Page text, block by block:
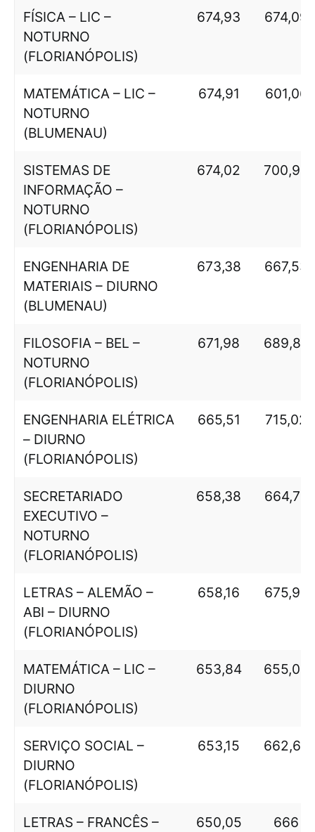
FÍSICA – LIC –
NOTURNO
(FLORIANÓPOLIS)
674,93 674,09
MATEMÁTICA – LIC –
NOTURNO
(BLUMENAU)
674,91 601,06
SISTEMAS DE
INFORMAÇÃO –
NOTURNO
(FLORIANÓPOLIS)
674,02 700,92
ENGENHARIA DE
MATERIAIS – DIURNO
(BLUMENAU)
673,38 667,53
FILOSOFIA – BEL –
NOTURNO
(FLORIANÓPOLIS)
671,98 689,85
ENGENHARIA ELÉTRICA
– DIURNO
(FLORIANÓPOLIS)
665,51 715,02
SECRETARIADO
EXECUTIVO –
NOTURNO
(FLORIANÓPOLIS)
658,38 664,78
LETRAS – ALEMÃO –
ABI – DIURNO
(FLORIANÓPOLIS)
658,16 675,95
MATEMÁTICA – LIC –
DIURNO
(FLORIANÓPOLIS)
653,84 655,04
SERVIÇO SOCIAL –
DIURNO
(FLORIANÓPOLIS)
653,15 662,67
LETRAS – FRANCÊS – 650,05 666